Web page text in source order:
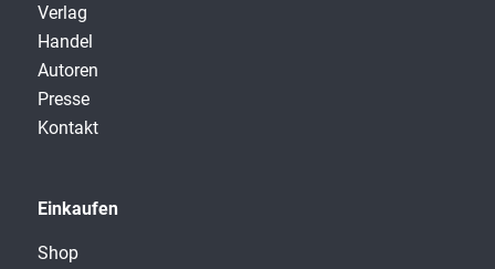
Verlag
Handel
Autoren
Presse
Kontakt
Einkaufen
Shop